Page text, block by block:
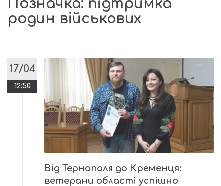
Позначка: підтримка
родин військових
17/04
12:50
Від Тернополя до Кременця:
ветерани області успішно